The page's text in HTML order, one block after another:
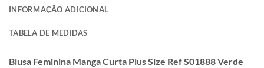
INFORMAÇÃO ADICIONAL
TABELA DE MEDIDAS
Blusa Feminina Manga Curta Plus Size Ref S01888 Verde